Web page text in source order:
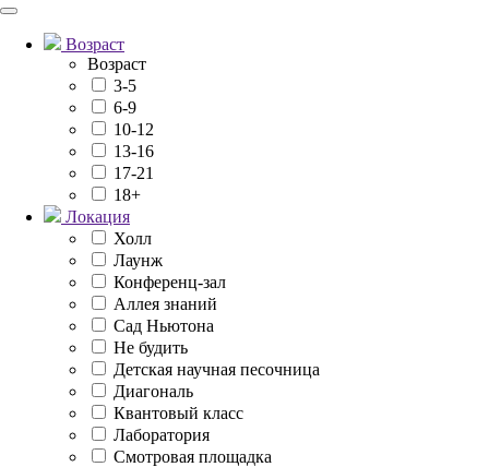
Возраст
Возраст
3-5
6-9
10-12
13-16
17-21
18+
Локация
Холл
Лаунж
Конференц-зал
Аллея знаний
Сад Ньютона
Не будить
Детская научная песочница
Диагональ
Квантовый класс
Лаборатория
Смотровая площадка